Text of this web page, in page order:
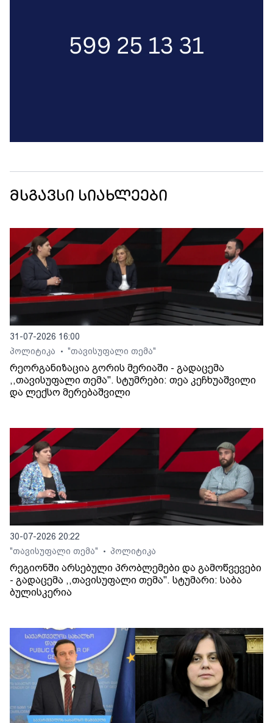
მსგავსი სიახლეები
31-07-2026 16:00
პოლიტიკა
• "თავისუფალი თემა"
რეორგანიზაცია გორის მერიაში - გადაცემა
,,თავისუფალი თემა". სტუმრები: თეა კეჩხუაშვილი
და ლექსო მერებაშვილი
30-07-2026 20:22
"თავისუფალი თემა"
• პოლიტიკა
რეგიონში არსებული პრობლემები და გამოწვევები
- გადაცემა ,,თავისუფალი თემა". სტუმარი: საბა
ბულისკერია